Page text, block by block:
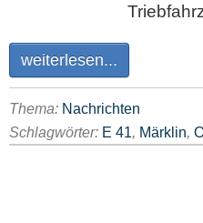
weiterlesen...
Thema: Nachrichten
Schlagwörter: E 41, Märklin,